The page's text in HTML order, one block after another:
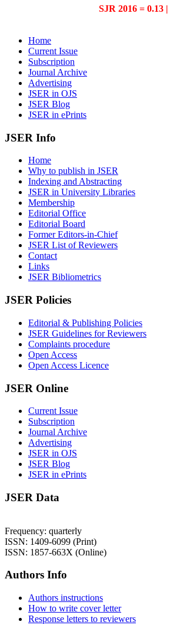
SJR 2016 = 0.13
Home
Current Issue
Subscription
Journal Archive
Advertising
JSER in OJS
JSER Blog
JSER in ePrints
JSER Info
Home
Why to publish in JSER
Indexing and Abstracting
JSER in University Libraries
Membership
Editorial Office
Editorial Board
Former Editors-in-Chief
JSER List of Reviewers
Contact
Links
JSER Bibliometrics
JSER Policies
Editorial & Publishing Policies
JSER Guidelines for Reviewers
Complaints procedure
Open Access
Open Access Licence
JSER Online
Current Issue
Subscription
Journal Archive
Advertising
JSER in OJS
JSER Blog
JSER in ePrints
JSER Data
Frequency: quarterly
ISSN: 1409-6099 (Print)
ISSN: 1857-663X (Online)
Authors Info
Authors instructions
How to write cover letter
Response letters to reviewers